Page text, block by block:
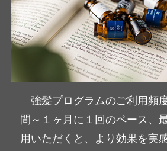
強髪プログラムのご利用頻
間～１ヶ月に１回のペース、
用いただくと、より効果を実